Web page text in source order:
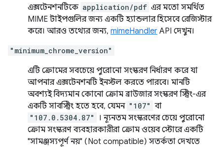
এক্সটেনশনটিকে application/pdf এর মতো সমর্থিত
MIME টাইপগুলির জন্য একটি হ্যান্ডলার হিসেবে রেজিস্টার
করে। আরও তথ্যের জন্য, mimeHandler API দেখুন।
"minimum_chrome_version"
এটি ক্রোমের সবচেয়ে পুরোনো সংস্করণ নির্ধারণ করে যা
আপনার এক্সটেনশনটি ইনস্টল করতে পারবে। মানটি
অবশ্যই বিদ্যমান কোনো ক্রোম ব্রাউজার সংস্করণ স্ট্রিং-এর
একটি সাবস্ট্রিং হতে হবে, যেমন "107" বা
"107.0.5304.87"
। ন্যূনতম সংস্করণের চেয়ে পুরোনো
ক্রোম সংস্করণ ব্যবহারকারীরা ক্রোম ওয়েব স্টোরে একটি
"সামঞ্জস্যপূর্ণ নয়" (Not compatible) সতর্কতা দেখতে